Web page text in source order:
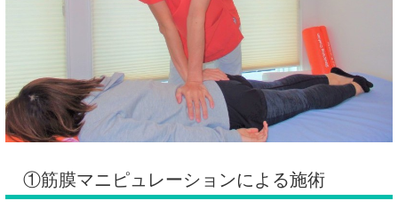
①筋膜マニピュレーションによる施術